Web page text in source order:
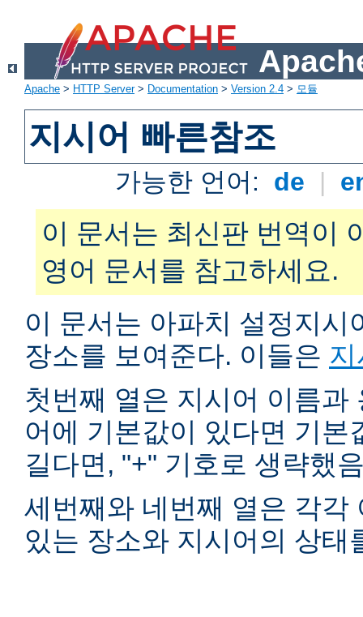
Apache > HTTP Server> Documentation > Version 2.4 > 모듈
지시어 빠른참조
가능한 언어: de |
이 문서는 최신판 번역이
영어 문서를 참고하세요.
이 문서는 아파치 설정지
장소를 보여준다. 이들은
첫번째 열은 지시어 이름
어에 기본값이 있다면 기
길다면, "+" 기호로 생략했
세번째와 네번째 열은 각각
있는 장소와 지시어의 상태